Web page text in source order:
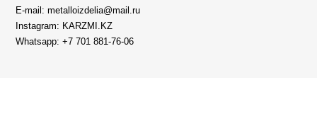
E-mail: metalloizdelia@mail.ru
Instagram: KARZMI.KZ
Whatsapp: +7 701 881-76-06